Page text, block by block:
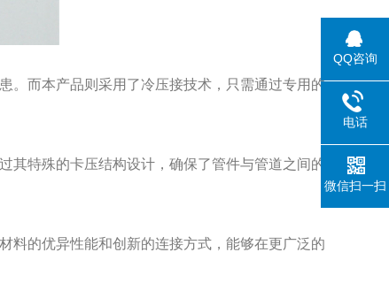
而本产品则采用了冷压接技术，只需通过专用的
特殊的卡压结构设计，确保了管件与管道之间的
的优异性能和创新的连接方式，能够在更广泛的
QQ咨询
电话
微信扫一扫